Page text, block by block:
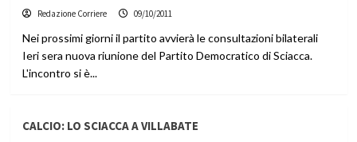
Redazione Corriere 09/10/2011
Nei prossimi giorni il partito avvierà le consultazioni bilaterali
Ieri sera nuova riunione del Partito Democratico di Sciacca.
L'incontro si è...
CALCIO: LO SCIACCA A VILLABATE